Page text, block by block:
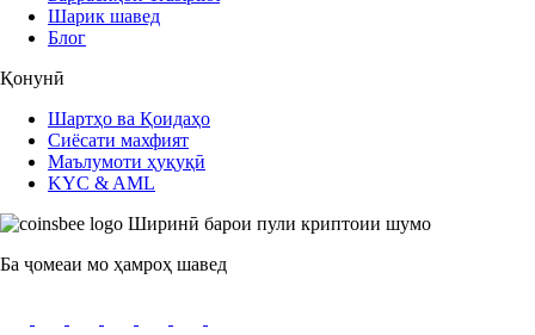
Шарик шавед
Блог
Қонунӣ
Шартҳо ва Қоидаҳо
Сиёсати махфият
Маълумоти ҳуқуқӣ
KYC & AML
Ширинӣ барои пули криптоии шумо
Ба ҷомеаи мо ҳамроҳ шавед